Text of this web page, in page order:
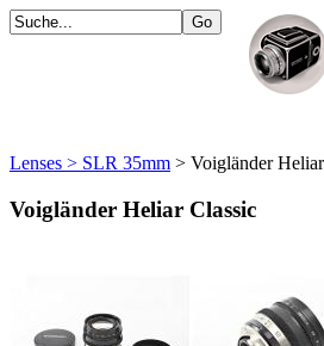
Lenses > SLR 35mm > Voigländer
Voigländer Heliar Classic